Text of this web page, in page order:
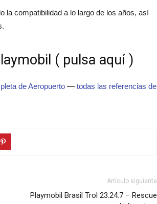
la compatibilidad a lo largo de los años, así
( pulsa aquí )
de Aeropuerto — todas las referencias de
Artículo siguiente
Playmobil Brasil Trol 23.24.7 – Rescue